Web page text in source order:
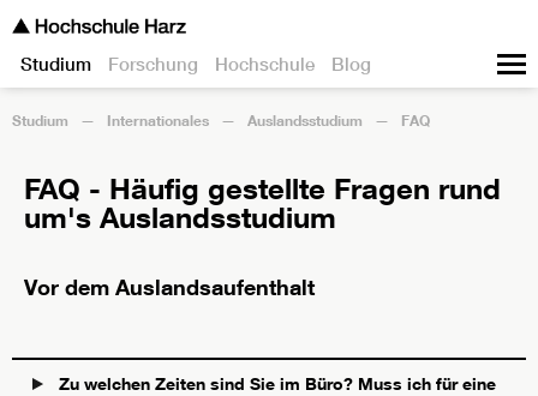
Studium Forschung Hochschule Blog
Studium Internationales Auslandsstudium FAQ
FAQ - Häufig gestellte Fragen rund
um's Auslandsstudium
Vor dem Auslandsaufenthalt
Zu welchen Zeiten sind Sie im Büro? Muss ich für eine